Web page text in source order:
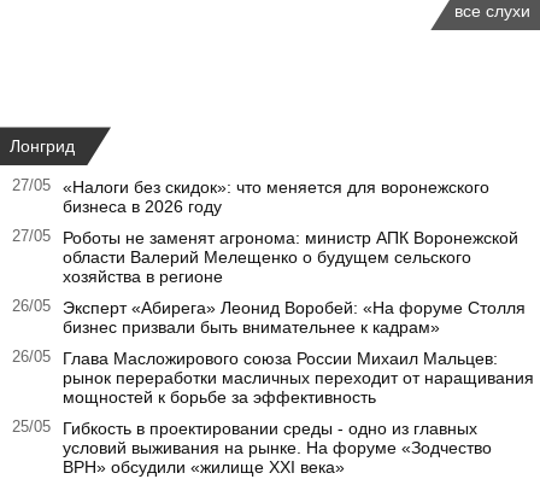
все слухи
Лонгрид
27/05
«Налоги без скидок»: что меняется для воронежского
бизнеса в 2026 году
27/05
Роботы не заменят агронома: министр АПК Воронежской
области Валерий Мелещенко о будущем сельского
хозяйства в регионе
26/05
Эксперт «Абирега» Леонид Воробей: «На форуме Столля
бизнес призвали быть внимательнее к кадрам»
26/05
Глава Масложирового союза России Михаил Мальцев:
рынок переработки масличных переходит от наращивания
мощностей к борьбе за эффективность
25/05
Гибкость в проектировании среды - одно из главных
условий выживания на рынке. На форуме «Зодчество
ВРН» обсудили «жилище XXI века»